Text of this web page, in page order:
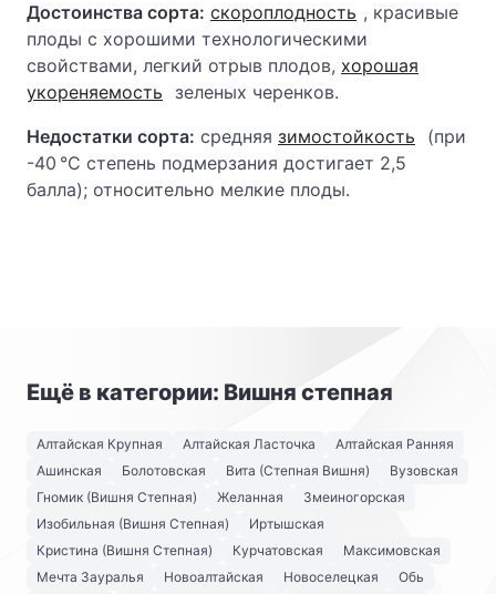
Достоинства сорта: скороплодность , красивые
плоды с хорошими технологическими
свойствами, легкий отрыв плодов, хорошая
укореняемость зеленых черенков.
Недостатки сорта: средняя зимостойкость
(при
-40 °С степень подмерзания достигает 2,5
балла); относительно мелкие плоды.
Ещё в категории: Вишня степная
Алтайская Крупная Алтайская Ласточка
Алтайская Ранняя
Ашинская
Болотовская Вита (Степная Вишня)
Вузовская
Гномик (Вишня Степная)
Желанная
Змеиногорская
Изобильная (Вишня Степная)
Иртышская
Кристина (Вишня Степная)
Курчатовская
Максимовская
Мечта Зауралья
Новоалтайская Новоселецкая
Обь